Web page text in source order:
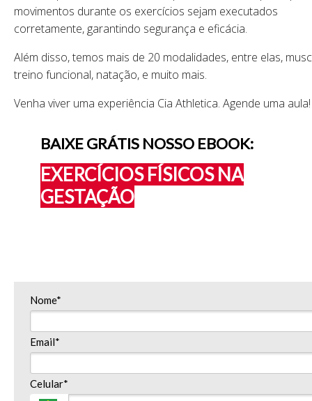
movimentos durante os exercícios sejam executados
corretamente, garantindo segurança e eficácia.
Além disso, temos mais de 20 modalidades, entre elas,
treino funcional, natação, e muito mais.
Venha viver uma experiência Cia Athletica. Agende uma
BAIXE GRÁTIS NOSSO EBOOK:
EXERCÍCIOS FÍSICOS NA
GESTAÇÃO
Nome*
Email*
Celular*